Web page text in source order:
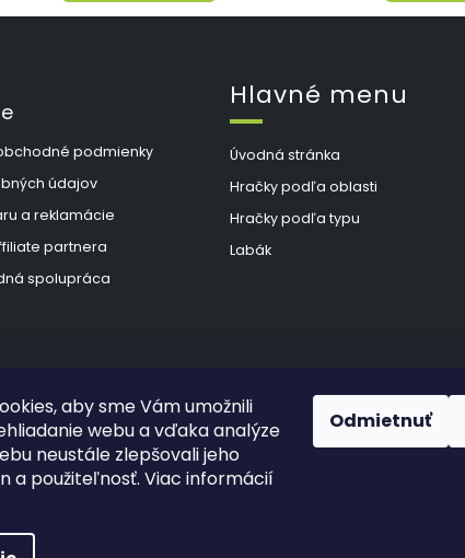
aby sme Vám umožnili
webu a vďaka analýze
neustále zlepšovali jeho
a použiteľnosť. Viac informácií
Odmietnuť
podmienky
údajov
a reklamácie
partnera
spolupráca
Hlavné menu
Úvodná stránka
Hračky podľa oblasti
Hračky podľa typu
Labák
a